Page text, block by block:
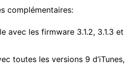
complémentaires:
avec les firmware 3.1.2, 3.1.3 et
toutes les versions 9 d’iTunes,